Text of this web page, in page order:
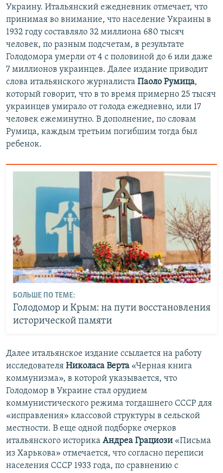
Украину. Итальянский ежедневник отмечает, что
принимая во внимание, что население Украины в
1932 году составляло 32 миллиона 680 тысяч
человек, по разным подсчетам, в результате
Голодомора умерли от 4 с половиной до 6 или даже
7 миллионов украинцев. Далее издание приводит
слова итальянского журналиста Паоло Румица,
который говорит, что в то время примерно 25 тысяч
украинцев умирало от голода ежедневно, или 17
человек ежеминутно. В дополнение, по словам
Румица, каждым третьим погибшим тогда был
ребенок.
БОЛЬШЕ ПО ТЕМЕ:
Голодомор и Крым: на пути восстановления
исторической памяти
Далее итальянское издание ссылается на работу
исследователя Николаса Верта «Черная книга
коммунизма», в которой указывается, что
Голодомор в Украине стал орудием
коммунистического режима тогдашнего СССР для
«исправления» классовой структуры в сельской
местности. В еще одной подборке очерков
итальянского историка Андреа Грациози «Письма
из Харькова» отмечается, что согласно переписи
населения СССР 1933 года, по сравнению с